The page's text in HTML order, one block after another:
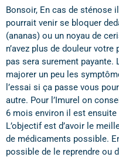
Bonsoir, En cas de sténose
pourrait venir se bloquer
(ananas) ou un noyau de
n’avez plus de douleur
pas sera surement payante.
majorer un peu les
l’essai si ça passe vous
autre. Pour l’Imurel on
6 mois environ il est ensuite
L’objectif est d’avoir le
de médicaments possible.
possible de le reprendre ou